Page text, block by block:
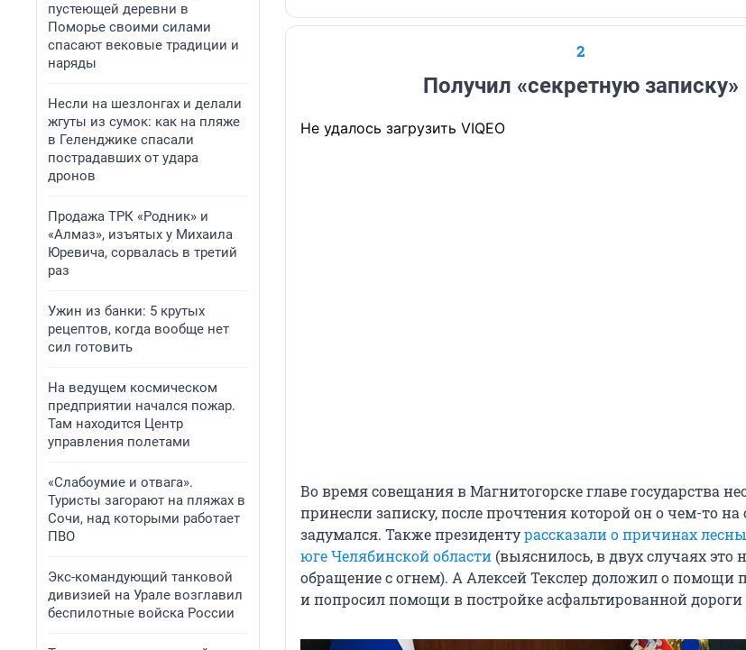
пустеющей деревни в
Поморье своими силами
спасают вековые традиции и
наряды
Несли на шезлонгах и делали
жгуты из сумок: как на пляже
в Геленджике спасали
пострадавших от удара
дронов
Продажа ТРК «Родник» и
«Алмаз», изъятых у Михаила
Юревича, сорвалась в третий
раз
Ужин из банки: 5 крутых
рецептов, когда вообще нет
сил готовить
На ведущем космическом
предприятии начался пожар.
Там находится Центр
управления полетами
«Слабоумие и отвага».
Туристы загорают на пляжах в
Сочи, над которыми работает
ПВО
Экс-командующий танковой
дивизией на Урале возглавил
беспилотные войска России
2
Получил «секретную записку»
Не удалось загрузить VIQEO
Во время совещания в Магнитогорске главе государства
принесли записку, после прочтения которой он о чем-то на
задумался. Также президентурассказали о причинах
юге Челябинской области (выяснилось, в двух случаях это
обращение с огнем). А Алексей Текслер доложил о помощи
и попросил помощи в постройке асфальтированной